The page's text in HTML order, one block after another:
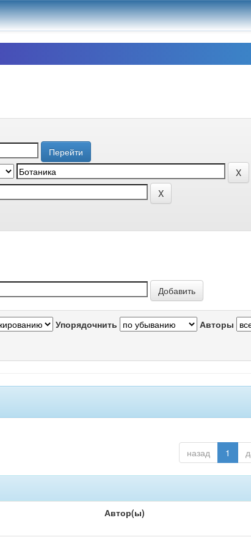
Упорядочнить Авторы
назад 1
Автор(ы)